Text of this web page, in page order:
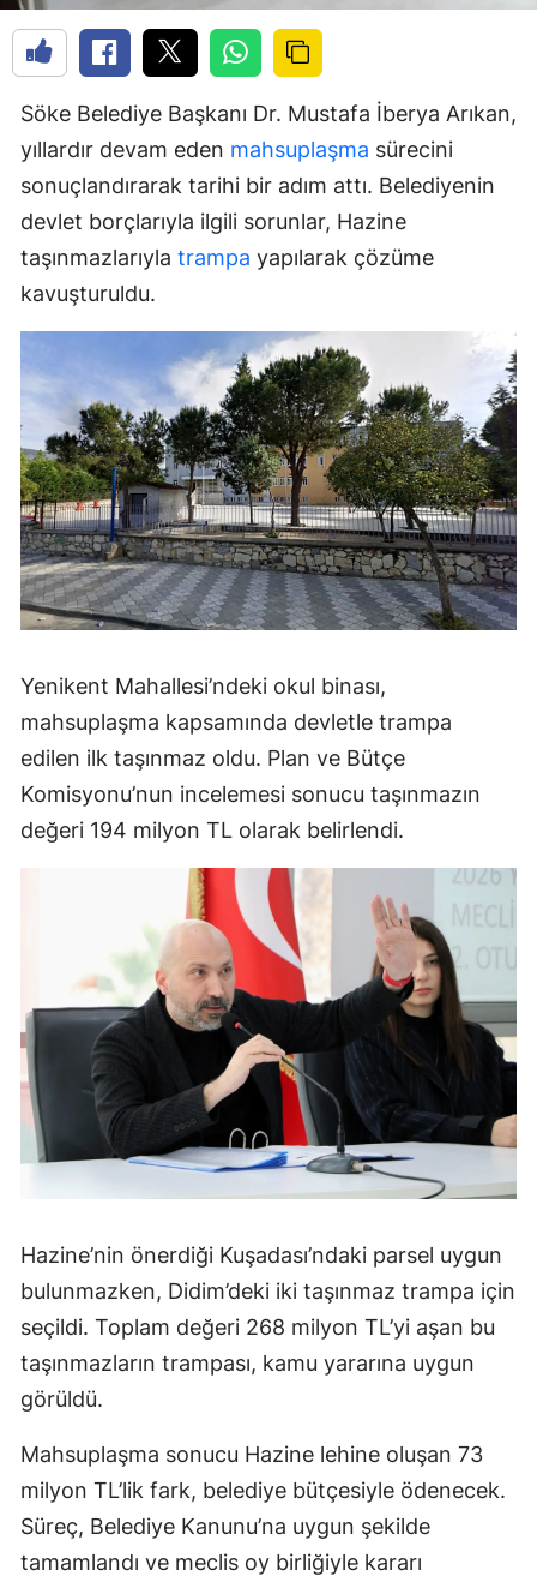
Söke Belediye Başkanı Dr. Mustafa İberya Arıkan,
yıllardır devam eden mahsuplaşma sürecini
sonuçlandırarak tarihi bir adım attı. Belediyenin
devlet borçlarıyla ilgili sorunlar, Hazine
taşınmazlarıyla trampa yapılarak çözüme
kavuşturuldu.
Yenikent Mahallesi’ndeki okul binası,
mahsuplaşma kapsamında devletle trampa
edilen ilk taşınmaz oldu. Plan ve Bütçe
Komisyonu’nun incelemesi sonucu taşınmazın
değeri 194 milyon TL olarak belirlendi.
Hazine’nin önerdiği Kuşadası’ndaki parsel uygun
bulunmazken, Didim’deki iki taşınmaz trampa için
seçildi. Toplam değeri 268 milyon TL’yi aşan bu
taşınmazların trampası, kamu yararına uygun
görüldü.
Mahsuplaşma sonucu Hazine lehine oluşan 73
milyon TL’lik fark, belediye bütçesiyle ödenecek.
Süreç, Belediye Kanunu’na uygun şekilde
tamamlandı ve meclis oy birliğiyle kararı